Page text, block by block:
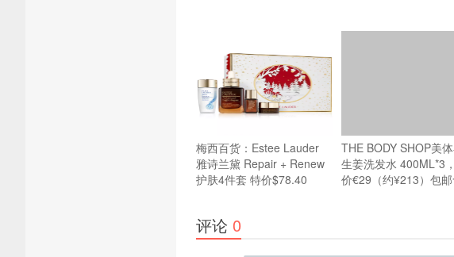
梅西百货：Estee Lauder
雅诗兰黛 Repair + Renew
护肤4件套 特价$78.40
THE BODY SHOP美
生姜洗发水 400ML*3
价€29（约¥213）包
评论 0